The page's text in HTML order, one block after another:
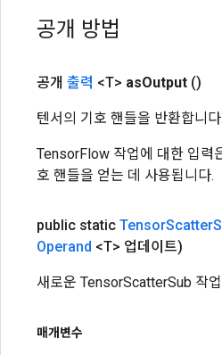
공개 방법
공개 출력 <T> asOutput ()
텐서의 기호 핸들을 반환합니다.
TensorFlow 작업에 대한 입력
호 핸들을 얻는 데 사용됩니다.
public static TensorScatter
Operand <T> 업데이트)
새로운 TensorScatterSub 작
매개변수